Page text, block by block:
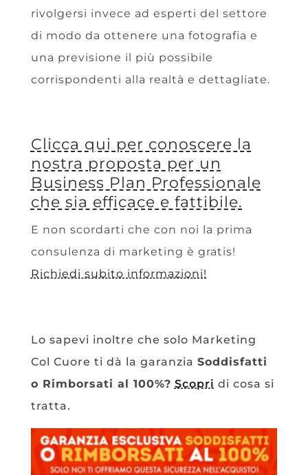
rivolgersi invece ad esperti del settore
di modo da ottenere una fotografia e
una previsione il più possibile
corrispondenti alla realtà e dettagliate.
Clicca qui per conoscere la
nostra proposta per un
Business Plan Professionale
che sia efficace e fattibile.
E non scordarti che con noi la prima
consulenza di marketing è gratis!
Richiedi subito informazioni!
Lo sapevi inoltre che solo Marketing
Col Cuore ti dà la garanzia Soddisfatti
o Rimborsati al 100%? Scopri di cosa si
tratta.